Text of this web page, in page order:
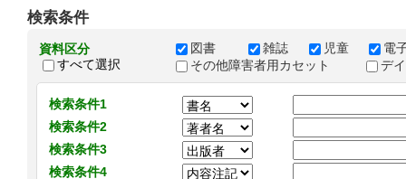
検索条件
資料区分
すべて選択
図書 雑誌 児童
電
その他障害者用カセット
デ
検索条件1
検索条件2
検索条件3
検索条件4